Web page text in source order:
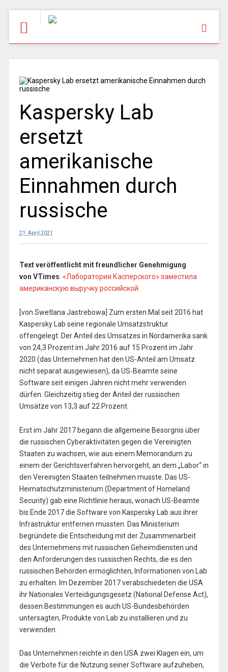
Kaspersky Lab
ersetzt
amerikanische
Einnahmen durch
russische
21. April 2021
Text veröffentlicht mit freundlicher Genehmigung
von VTimes «Лаборатория Касперского» заместила
американскую выручку российской
[von Swetlana Jastrebowa] Zum ersten Mal seit 2016 hat
Kaspersky Lab seine regionale Umsatzstruktur
offengelegt. Der Anteil des Umsatzes in Nordamerika sank
von 24,3 Prozent im Jahr 2016 auf 15 Prozent im Jahr
2020 (das Unternehmen hat den US-Anteil am Umsatz
nicht separat ausgewiesen), da US-Beamte seine
Software seit einigen Jahren nicht mehr verwenden
dürfen. Gleichzeitig stieg der Anteil der russischen
Umsätze von 13,3 auf 22 Prozent.
Erst im Jahr 2017 begann die allgemeine Besorgnis über
die russischen Cyberaktivitäten gegen die Vereinigten
Staaten zu wachsen, wie aus einem Memorandum zu
einem der Gerichtsverfahren hervorgeht, an dem „Labor“ in
den Vereinigten Staaten teilnehmen musste. Das US-
Heimatschutzministerium (Department of Homeland
Security) gab eine Richtlinie heraus, wonach US-Beamte
bis Ende 2017 die Software von Kaspersky Lab aus ihrer
Infrastruktur entfernen mussten. Das Ministerium
begründete die Entscheidung mit der Zusammenarbeit
des Unternehmens mit russischen Geheimdiensten und
den Anforderungen des russischen Rechts, die es den
russischen Behörden ermöglichten, Informationen von Lab
zu erhalten. Im Dezember 2017 verabschiedeten die USA
ihr Nationales Verteidigungsgesetz (National Defense Act),
dessen Bestimmungen es auch US-Bundesbehörden
untersagten, Produkte von Lab zu installieren und zu
verwenden.
Das Unternehmen reichte in den USA zwei Klagen ein, um
die Verbote für die Nutzung seiner Software aufzuheben,